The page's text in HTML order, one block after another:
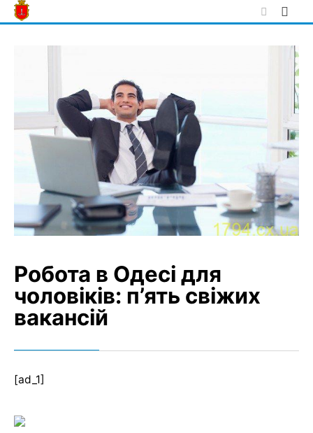
Skip
to
Робота в Одесі для
чоловіків: п’ять свіжих
вакансій
[ad_1]